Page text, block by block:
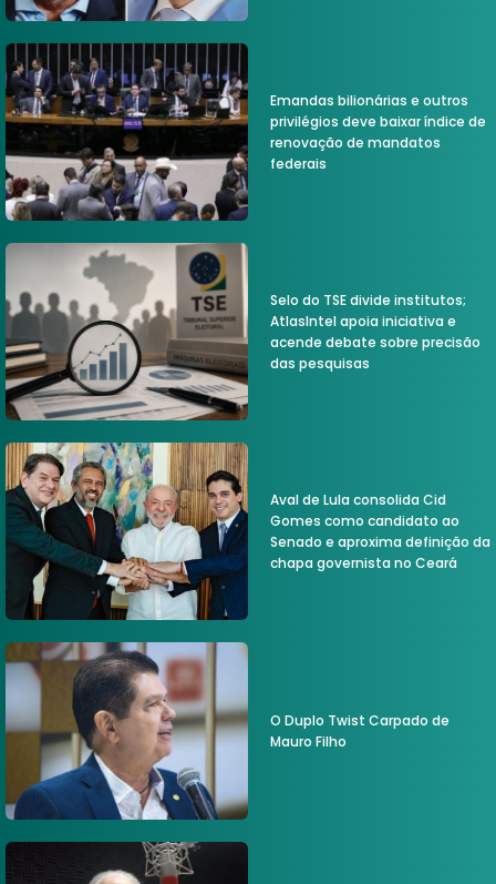
Emandas bilionárias e outros
privilégios deve baixar índice de
renovação de mandatos
federais
Selo do TSE divide institutos;
AtlasIntel apoia iniciativa e
acende debate sobre precisão
das pesquisas
Aval de Lula consolida Cid
Gomes como candidato ao
Senado e aproxima definição da
chapa governista no Ceará
O Duplo Twist Carpado de
Mauro Filho